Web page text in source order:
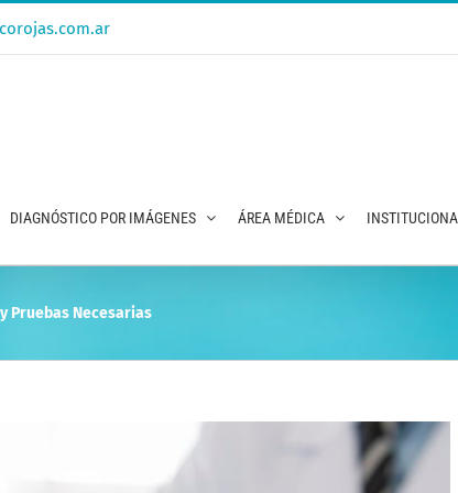
DIAGNÓSTICO POR IMÁGENES ÁREA MÉDICA
Pruebas Necesarias